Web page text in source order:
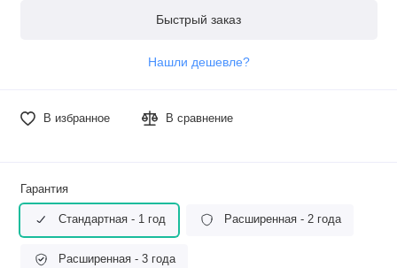
Быстрый заказ
Нашли дешевле?
В избранное В сравнение
Гарантия
Стандартная - 1 год Расширенная - 2 года
Расширенная - 3 года